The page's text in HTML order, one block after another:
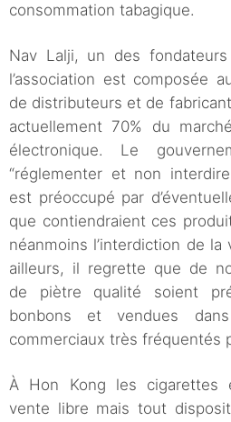
consommation tabagique.
Nav Lalji, un des fondateurs
l’association est composée
de distributeurs et de
actuellement 70% du
électronique. Le
“réglementer et non
est préoccupé par
que contiendraient ces
néanmoins l’interdiction de
ailleurs, il regrette que de
de piètre qualité soient
bonbons et vendues
commerciaux très fréquentés
À Hon Kong les cigarettes
vente libre mais tout